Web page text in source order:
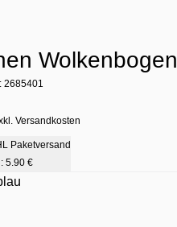
Wolkenbogen
2685401
Versandkosten
Paketversand
5.90 €